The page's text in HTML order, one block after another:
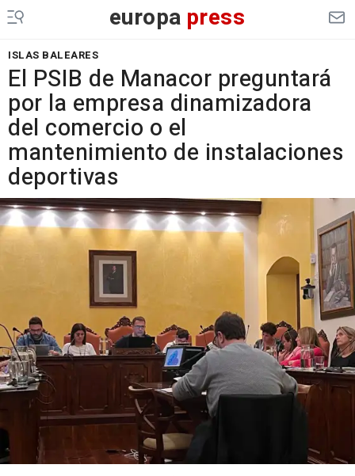
europa press
ISLAS BALEARES
El PSIB de Manacor preguntará
por la empresa dinamizadora
del comercio o el
mantenimiento de instalaciones
deportivas